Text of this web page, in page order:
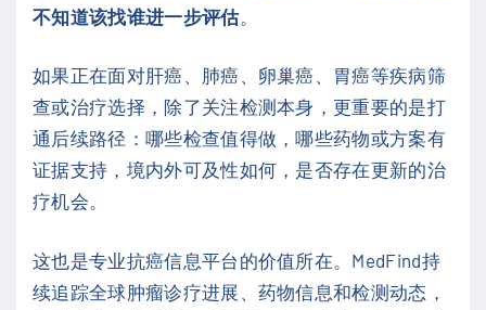
不知道该找谁进一步评估。
如果正在面对肝癌、肺癌、卵巢癌、胃癌等疾病筛
查或治疗选择，除了关注检测本身，更重要的是打
通后续路径：哪些检查值得做，哪些药物或方案有
证据支持，境内外可及性如何，是否存在更新的治
疗机会。
这也是专业抗癌信息平台的价值所在。MedFind持
续追踪全球肿瘤诊疗进展、药物信息和检测动态，